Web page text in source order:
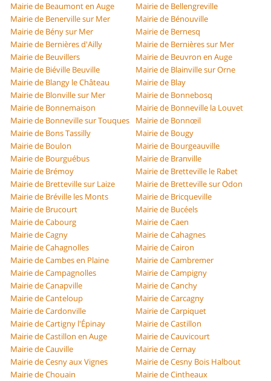
Mairie de Beaumont en Auge
Mairie de Bellengreville
Mairie de Benerville sur Mer
Mairie de Bénouville
Mairie de Bény sur Mer
Mairie de Bernesq
Mairie de Bernières d'Ailly
Mairie de Bernières sur Mer
Mairie de Beuvillers
Mairie de Beuvron en Auge
Mairie de Biéville Beuville
Mairie de Blainville sur Orne
Mairie de Blangy le Château
Mairie de Blay
Mairie de Blonville sur Mer
Mairie de Bonnebosq
Mairie de Bonnemaison
Mairie de Bonneville la Louvet
Mairie de Bonneville sur Touques
Mairie de Bonnœil
Mairie de Bons Tassilly
Mairie de Bougy
Mairie de Boulon
Mairie de Bourgeauville
Mairie de Bourguébus
Mairie de Branville
Mairie de Brémoy
Mairie de Bretteville le Rabet
Mairie de Bretteville sur Laize
Mairie de Bretteville sur Odon
Mairie de Bréville les Monts
Mairie de Bricqueville
Mairie de Brucourt
Mairie de Bucéels
Mairie de Cabourg
Mairie de Caen
Mairie de Cagny
Mairie de Cahagnes
Mairie de Cahagnolles
Mairie de Cairon
Mairie de Cambes en Plaine
Mairie de Cambremer
Mairie de Campagnolles
Mairie de Campigny
Mairie de Canapville
Mairie de Canchy
Mairie de Canteloup
Mairie de Carcagny
Mairie de Cardonville
Mairie de Carpiquet
Mairie de Cartigny l'Épinay
Mairie de Castillon
Mairie de Castillon en Auge
Mairie de Cauvicourt
Mairie de Cauville
Mairie de Cernay
Mairie de Cesny aux Vignes
Mairie de Cesny Bois Halbout
Mairie de Chouain
Mairie de Cintheaux